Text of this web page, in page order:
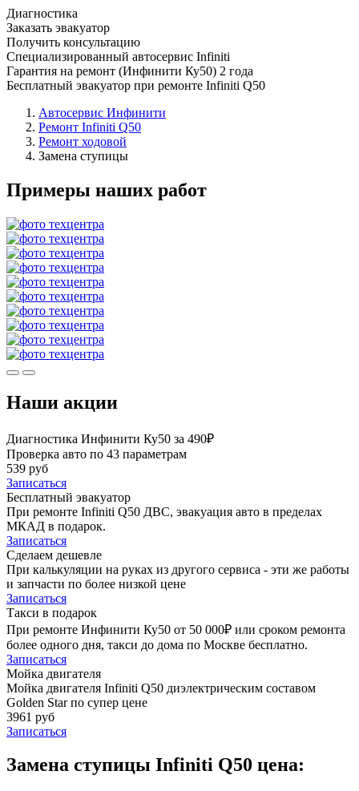
Диагностика
Заказать эвакуатор
Получить консультацию
Специализированный автосервис Infiniti
Гарантия на ремонт (Инфинити Ку50) 2 года
Бесплатный эвакуатор при ремонте Infiniti Q50
Автосервис Инфинити
Ремонт Infiniti Q50
Ремонт ходовой
Замена ступицы
Примеры наших работ
Наши акции
Диагностика Инфинити Ку50 за 490₽
Проверка авто по 43 параметрам
539 руб
Записаться
Бесплатный эвакуатор
При ремонте Infiniti Q50 ДВС, эвакуация авто в пределах
МКАД в подарок.
Записаться
Сделаем дешевле
При калькуляции на руках из другого сервиса - эти же работы
и запчасти по более низкой цене
Записаться
Такси в подарок
При ремонте Инфинити Ку50 от 50 000₽ или сроком ремонта
более одного дня, такси до дома по Москве бесплатно.
Записаться
Мойка двигателя
Мойка двигателя Infiniti Q50 диэлектрическим составом
Golden Star по супер цене
3961 руб
Записаться
Замена ступицы Infiniti Q50 цена: